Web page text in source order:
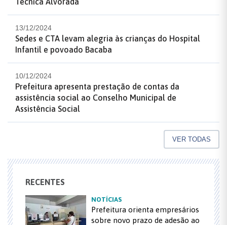
13/12/2024
Sedes e CTA levam alegria às crianças do Hospital
Infantil e povoado Bacaba
10/12/2024
Prefeitura apresenta prestação de contas da
assistência social ao Conselho Municipal de
Assistência Social
VER TODAS
RECENTES
NOTÍCIAS
Prefeitura orienta empresários
sobre novo prazo de adesão ao